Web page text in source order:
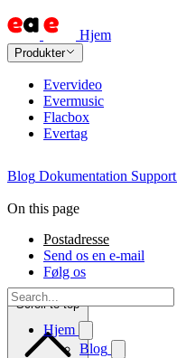
Hjem
Produkter
Evervideo
Evermusic
Flacbox
Evertag
Blog Dokumentation Support
Hjem
Blog
On this page
Postadresse
Send os en e-mail
Følg os
Scroll to top